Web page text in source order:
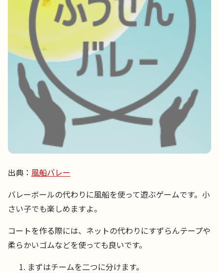
出典： 風船バレー
バレーボールの代わりに風船を使って遊ぶゲームです。小
さい子でも楽しめますよ。
コートを作る際には、ネットの代わりにすずらんテープや
柔らかいゴムなどを使っても良いです。
まずはチームを二つに分けます。